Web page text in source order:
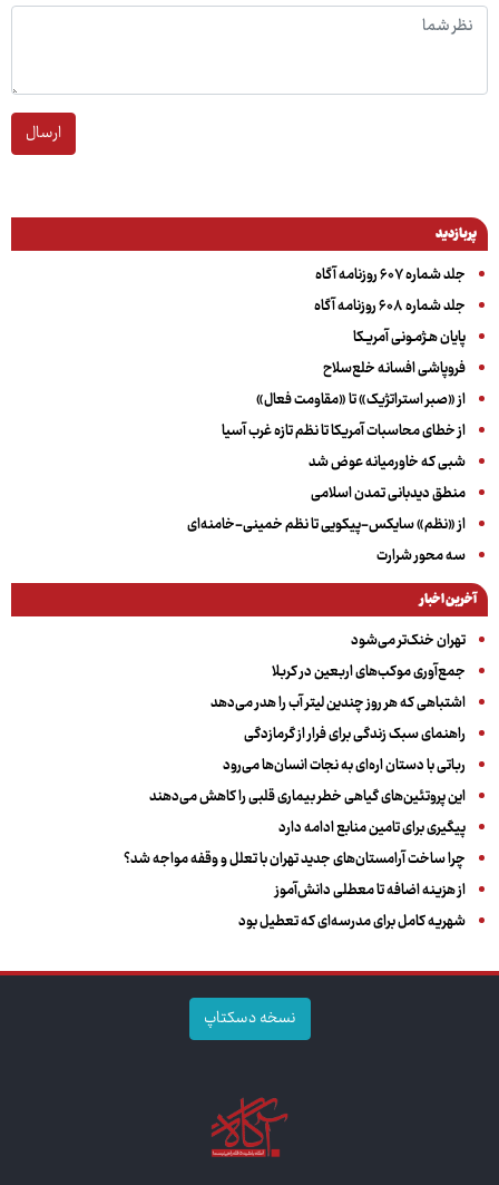
ارسال
پربازدید
جلد شماره ۶۰۷ روزنامه آگاه
جلد شماره ۶۰۸ روزنامه آگاه
پایان هـژمـونی آمریـکا
فروپاشی افسانه خلع‌سلاح
از «صبر استراتژیک» تا «مقاومت فعال»
از خطای محاسبات آمریکا تا نظم تازه غرب آسیا
شبی که خاورمیانه عوض شد
منطق دیدبانی تمدن اسلامی
از «نظم» سایکس-پیکویی تا نظم خمینی-خامنه‌ای
سه‌ محور شرارت
آخرین اخبار
تهران خنک‌تر می‌شود
جمع‌آوری موکب‌های اربعین در کربلا
اشتباهی که هر روز چندین لیتر آب را هدر می‌دهد
راهنمای سبک زندگی برای فرار از گرمازدگی
رباتی با دستان اره‌ای به نجات انسان‌ها می‌رود
این پروتئین‌های گیاهی خطر بیماری قلبی را کاهش می‌دهند
پیگیری برای تامین منابع ادامه دارد
چرا ساخت آرامستان‌های جدید تهران با تعلل و وقفه مواجه شد؟
از هزینه اضافه تا معطلی دانش‌آموز
شهریه کامل برای مدرسه‌ای که تعطیل بود
نسخه دسکتاپ